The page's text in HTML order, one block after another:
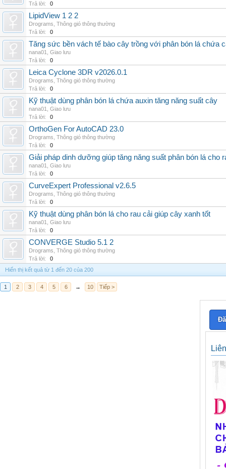
Trả lời:
0
LipidView 1 2 2
Drograms Thông gió thông thường
Trả lời:
0
Tăng sức bền vách tế bào cây trồng với phân bón lá chứa
nana01
Giao lưu
Trả lời:
0
Leica Cyclone 3DR v2026.0.1
Drograms Thông gió thông thường
Trả lời:
0
Kỹ thuật dùng phân bón lá chứa auxin tăng năng suất cây
nana01
Giao lưu
Trả lời:
0
OrthoGen For AutoCAD 23.0
Drograms Thông gió thông thường
Trả lời:
0
Giải pháp dinh dưỡng giúp tăng năng suất phân bón lá cho
nana01
Giao lưu
Trả lời:
0
CurveExpert Professional v2.6.5
Drograms Thông gió thông thường
Trả lời:
0
Kỹ thuật dùng phân bón lá cho rau cải giúp cây xanh tốt
nana01
Giao lưu
Trả lời:
0
CONVERGE Studio 5.1 2
Drograms Thông gió thông thường
Trả lời:
0
Hiển thị kết quả từ 1 đến 20 của 200
1 2 3 4 5 6 → 10 Tiếp >